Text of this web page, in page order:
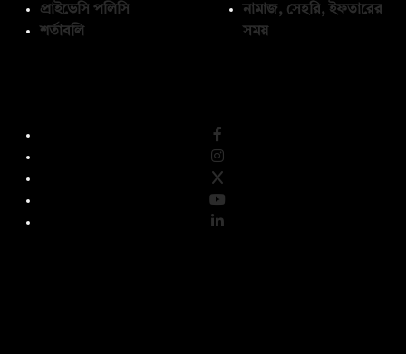
প্রাইভেসি পলিসি
শর্তাবলি
নামাজ, সেহরি, ইফতারের
সময়